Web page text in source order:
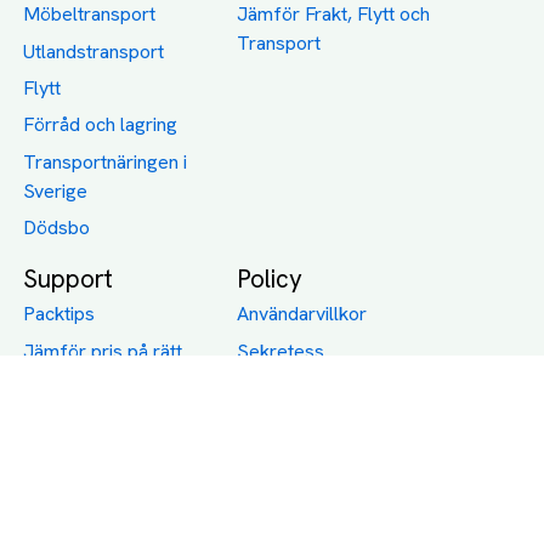
Möbeltransport
Utlandstransport
Flytt
Förråd och lagring
Transportnäringen i
Sverige
Dödsbo
Jämför Frakt, Flytt och
Transport
Support
Packtips
Jämför pris på rätt
Policy
Användarvillkor
Sekretess